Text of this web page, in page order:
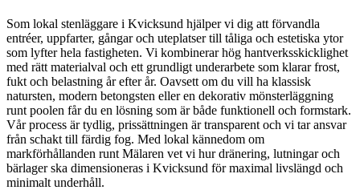
Som lokal stenläggare i Kvicksund hjälper vi dig att förvandla
entréer, uppfarter, gångar och uteplatser till tåliga och estetiska ytor
som lyfter hela fastigheten. Vi kombinerar hög hantverksskicklighet
med rätt materialval och ett grundligt underarbete som klarar frost,
fukt och belastning år efter år. Oavsett om du vill ha klassisk
natursten, modern betongsten eller en dekorativ mönsterläggning
runt poolen får du en lösning som är både funktionell och formstark.
Vår process är tydlig, prissättningen är transparent och vi tar ansvar
från schakt till färdig fog. Med lokal kännedom om
markförhållanden runt Mälaren vet vi hur dränering, lutningar och
bärlager ska dimensioneras i Kvicksund för maximal livslängd och
minimalt underhåll.